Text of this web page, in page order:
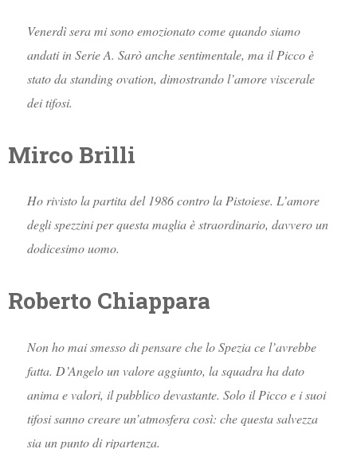
Venerdì sera mi sono emozionato come quando siamo
andati in Serie A. Sarò anche sentimentale, ma il Picco è
stato da standing ovation, dimostrando l’amore viscerale
dei tifosi.
Mirco Brilli
Ho rivisto la partita del 1986 contro la Pistoiese. L’amore
degli spezzini per questa maglia è straordinario, davvero un
dodicesimo uomo.
Roberto Chiappara
Non ho mai smesso di pensare che lo Spezia ce l’avrebbe
fatta. D’Angelo un valore aggiunto, la squadra ha dato
anima e valori, il pubblico devastante. Solo il Picco e i suoi
tifosi sanno creare un’atmosfera così: che questa salvezza
sia un punto di ripartenza.